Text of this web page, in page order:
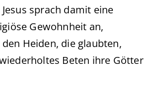
sprach damit eine
Gewohnheit an,
Heiden, die glaubten,
Beten ihre Götter